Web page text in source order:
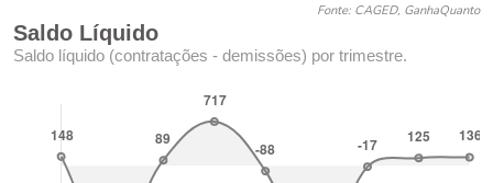
Fonte: CAGED, GanhaQuanto
Saldo Líquido
Saldo líquido (contratações - demissões) por trimestre.